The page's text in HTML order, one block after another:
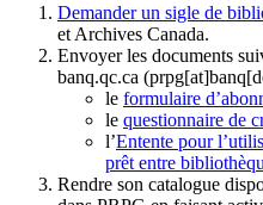
Demander un sigle de
et Archives Canada.
Envoyer les documents
banq.qc.ca
le formulaire
le questionnaire de
l’Entente pour
prêt entre
Rendre son catalogue